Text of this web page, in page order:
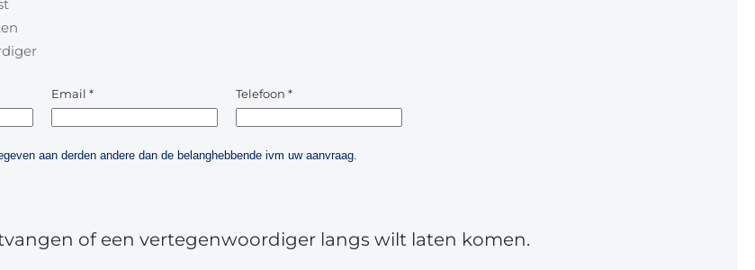
Email * Telefoon *
aan derden andere dan de belanghebbende ivm uw aanvraag.
of een vertegenwoordiger langs wilt laten komen.